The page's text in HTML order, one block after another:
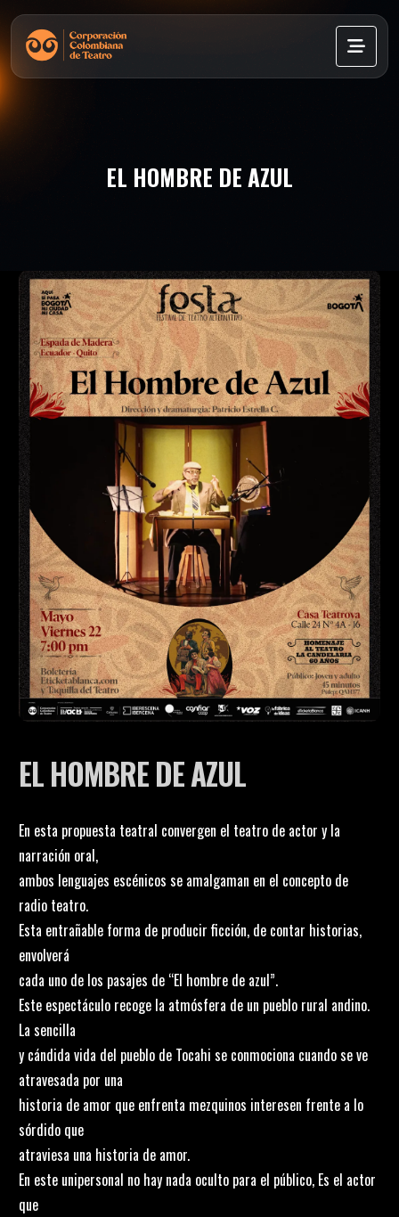
EL HOMBRE DE AZUL
EL HOMBRE DE AZUL
En esta propuesta teatral convergen el teatro de actor y la
narración oral,
ambos lenguajes escénicos se amalgaman en el concepto de
radio teatro.
Esta entrañable forma de producir ficción, de contar historias,
envolverá
cada uno de los pasajes de “El hombre de azul”.
Este espectáculo recoge la atmósfera de un pueblo rural andino.
La sencilla
y cándida vida del pueblo de Tocahi se conmociona cuando se ve
atravesada por una
historia de amor que enfrenta mezquinos interesen frente a lo
sórdido que
atraviesa una historia de amor.
En este unipersonal no hay nada oculto para el público, Es el actor
que